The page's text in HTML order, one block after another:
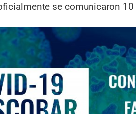
se comunicaron 10